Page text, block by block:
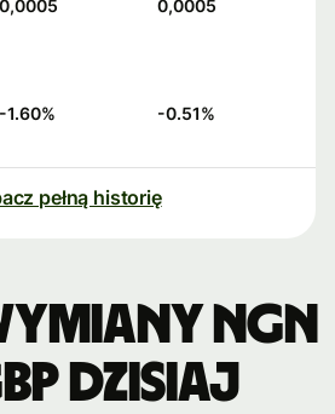
0,0005 0,0005
-1.60% -0.51%
pełną historię
NGN
dzisiaj